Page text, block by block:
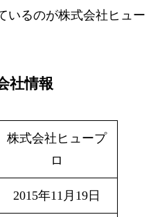
いるのが株式会社ヒュー
社情報
株式会社ヒュープ
ロ
2015年11月19日